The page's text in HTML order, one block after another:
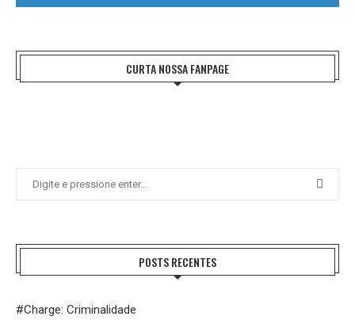
CURTA NOSSA FANPAGE
POSTS RECENTES
#Charge: Criminalidade